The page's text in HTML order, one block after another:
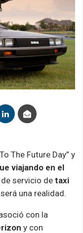
The Future Day” y
viajando en el
servicio de taxi
una realidad.
con la
y con